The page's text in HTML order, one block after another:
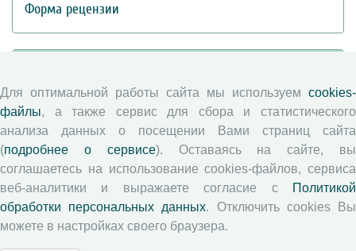
Форма рецензии
Экономические и социальные перемены
Проблемы развития территории
Вопросы территориального развития
Социальное пространство
Юный экономист
АгроЗооТехника
Для оптимальной работы сайта мы используем cookies-
файлы, а также сервис для сбора и статистического
анализа данных о посещении Вами страниц сайта
(подробнее о сервисе). Оставаясь на сайте, вы
соглашаетесь на использование cookies-файлов, сервиса
веб-аналитики и выражаете согласие с
Политикой
обработки персональных данных. Отключить cookies Вы
можете в настройках своего браузера.